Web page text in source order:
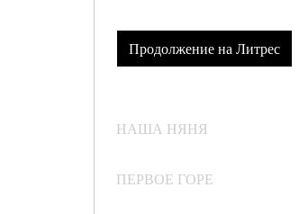
Продолжение на Литрес
НАША НЯНЯ
ПЕРВОЕ ГОРЕ